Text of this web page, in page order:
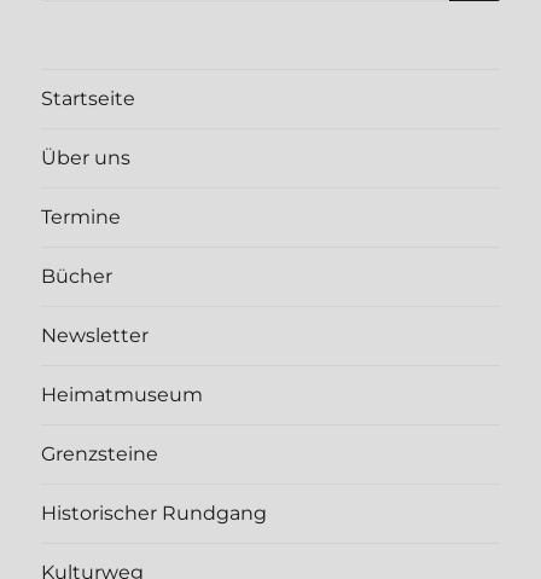
Startseite
Über uns
Termine
Bücher
Newsletter
Heimatmuseum
Grenzsteine
Historischer Rundgang
Kulturweg